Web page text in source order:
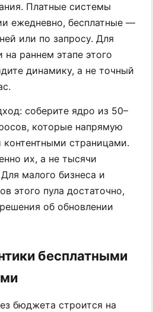
Платные системы
ежедневно, бесплатные —
или по запросу. Для
на раннем этапе этого
динамику, а не точный
соберите ядро из 50–
которые напрямую
страницами.
их, а не тысячи
малого бизнеса и
этого пула достаточно,
об обновлении
бесплатными
бюджета строится на